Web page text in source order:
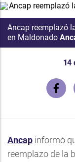
Ancap reemplazó
en Maldonado
14
Ancap informó
reemplazo de la